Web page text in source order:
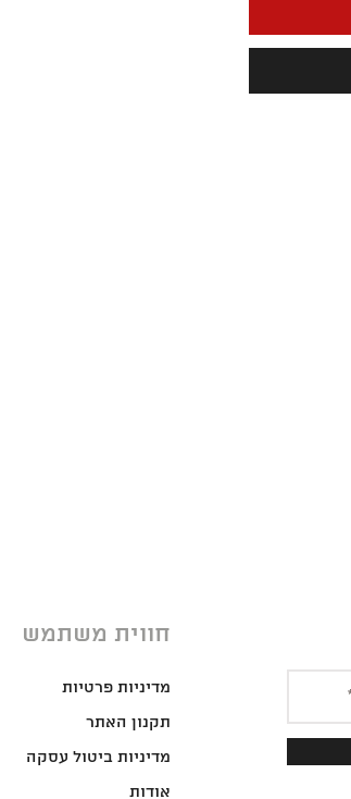
חווית משתמש
מדיניות פרטיות
תקנון האתר
מדיניות ביטול עסקה
אודות